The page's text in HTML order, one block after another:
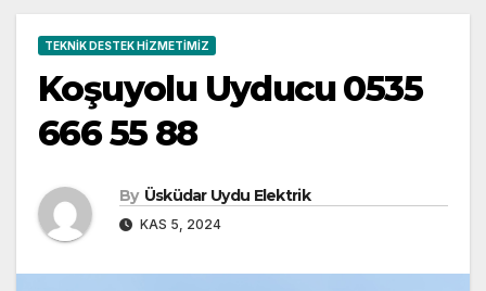
TEKNIK DESTEK HIZMETIMIZ
Koşuyolu Uyducu 0535
666 55 88
By Üsküdar Uydu Elektrik
KAS 5, 2024